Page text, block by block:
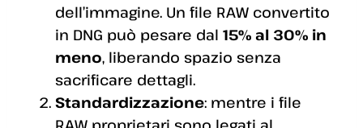
dell’immagine. Un file RAW convertito
in DNG può pesare dal 15% al 30% in
meno, liberando spazio senza
sacrificare dettagli.
Standardizzazione: mentre i file